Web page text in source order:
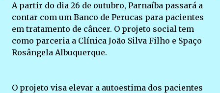
A partir do dia 26 de outubro, Parnaíba passará a
contar com um Banco de Perucas para pacientes
em tratamento de câncer. O projeto social tem
como parceria a Clínica João Silva Filho e Spaço
Rosângela Albuquerque.
O projeto visa elevar a autoestima dos pacientes